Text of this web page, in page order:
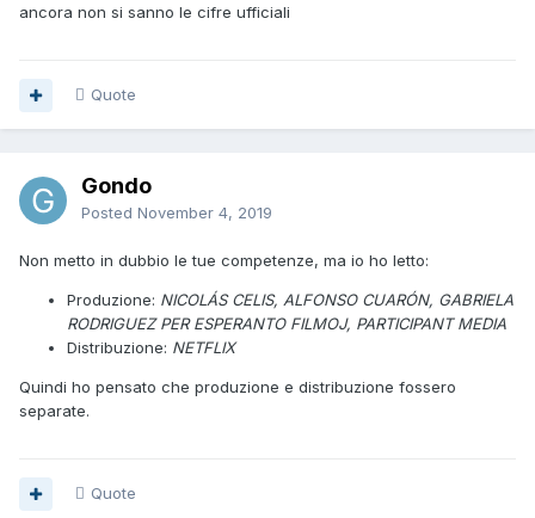
ancora non si sanno le cifre ufficiali
Quote
Gondo
Posted November 4, 2019
Non metto in dubbio le tue competenze, ma io ho letto:
Produzione: NICOLÁS CELIS, ALFONSO CUARÓN, GABRIELA
RODRIGUEZ PER ESPERANTO FILMOJ, PARTICIPANT MEDIA
Distribuzione: NETFLIX
Quindi ho pensato che produzione e distribuzione fossero
separate.
Quote